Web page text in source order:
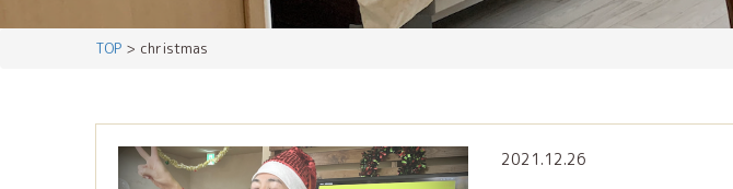
TOP > christmas
2021.12.26